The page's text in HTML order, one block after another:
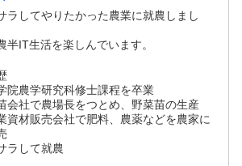
ラしてやりたかった農業に就農しまし
半IT生活を楽しんでいます。
院農学研究科修士課程を卒業
会社で農場長をつとめ、野菜苗の生産
資材販売会社で肥料、農薬などを農家に
ラして就農